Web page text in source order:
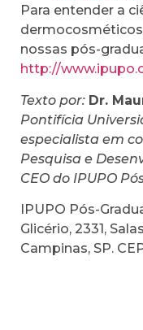
Para entender a
nossas pós-
http://
Texto por: Dr.
Pontifícia
especialista em
Pesquisa e
CEO do IPUPO
IPUPO Pós-
Glicério, 2331,
Campinas, SP.